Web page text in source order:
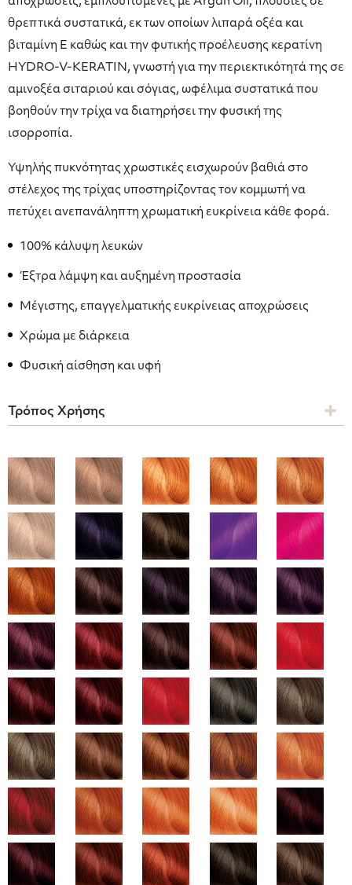
θρεπτικά συστατικά, εκ των οποίων λιπαρά οξέα και
βιταμίνη Ε καθώς και την φυτικής προέλευσης κερατίνη
HYDRO-V-KERATIN, γνωστή για την περιεκτικότητά της σε
αμινοξέα σιταριού και σόγιας, ωφέλιμα συστατικά που
βοηθούν την τρίχα να διατηρήσει την φυσική της
ισορροπία.
Υψηλής πυκνότητας χρωστικές εισχωρούν βαθιά στο
στέλεχος της τρίχας υποστηρίζοντας τον κομμωτή να
πετύχει ανεπανάληπτη χρωματική ευκρίνεια κάθε φορά.
100% κάλυψη λευκών
Έξτρα λάμψη και αυξημένη προστασία
Μέγιστης, επαγγελματικής ευκρίνειας αποχρώσεις
Χρώμα με διάρκεια
Φυσική αίσθηση και υφή
Τρόπος Χρήσης